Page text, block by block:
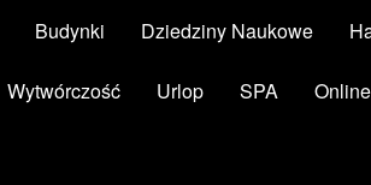
Budynki Dziedziny Naukowe
Wytwórczość Urlop SPA Online